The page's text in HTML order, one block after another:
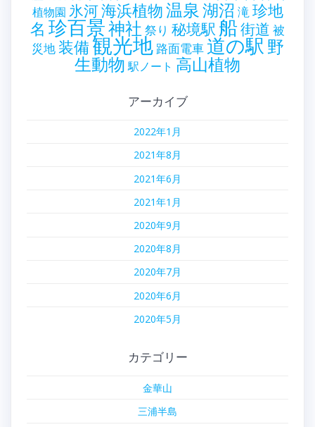
植物園 氷河海浜植物温泉湖沼 滝 珍地
名 珍百景神社 祭り 秘境駅 船街道 被
災地 装備観光地 路面電車道の駅 野
生動物 駅ノート 高山植物
アーカイブ
2022年1月
2021年8月
2021年6月
2021年1月
2020年9月
2020年8月
2020年7月
2020年6月
2020年5月
カテゴリー
金華山
三浦半島